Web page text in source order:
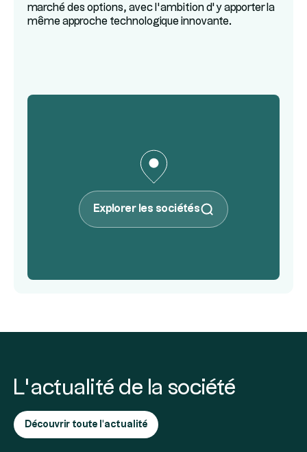
marché des options, avec l’ambition d’y apporter la
même approche technologique innovante.
Explorer les sociétés
L’actualité de la société
Découvrir toute l'actualité